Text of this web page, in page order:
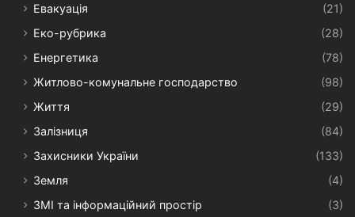
Евакуація
(21)
Еко-рубрика
(28)
Енергетика
(78)
Житлово-комунальне господарство
(98)
Життя
(29)
Залізниця
(84)
Захисники України
(133)
Земля
(4)
ЗМІ та інформаційний простір
(3)